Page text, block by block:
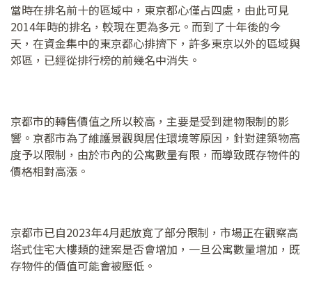
當時在排名前十的區域中，東京都心僅占四處，由此可見
2014年時的排名，較現在更為多元。而到了十年後的今
天，在資金集中的東京都心排擠下，許多東京以外的區域與
郊區，已經從排行榜的前幾名中消失。
京都市的轉售價值之所以較高，主要是受到建物限制的影
響。京都市為了維護景觀與居住環境等原因，針對建築物高
度予以限制，由於市內的公寓數量有限，而導致既存物件的
價格相對高漲。
京都市已自2023年4月起放寬了部分限制，市場正在觀察高
塔式住宅大樓類的建案是否會增加，一旦公寓數量增加，既
存物件的價值可能會被壓低。